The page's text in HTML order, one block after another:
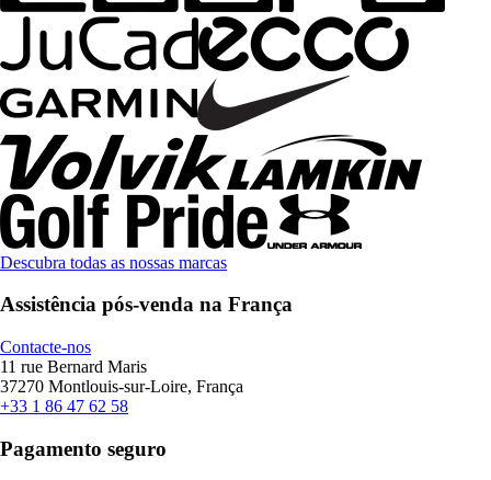
Descubra todas as nossas marcas
Assistência pós-venda na França
Contacte-nos
11 rue Bernard Maris
37270 Montlouis-sur-Loire, França
+33 1 86 47 62 58
Pagamento seguro